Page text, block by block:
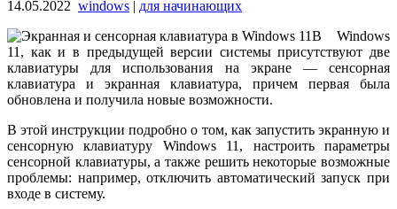
14.05.2022 windows | для начинающих
В Windows
11, как и в предыдущей версии системы присутствуют две
клавиатуры для использования на экране — сенсорная
клавиатура и экранная клавиатура, причем первая была
обновлена и получила новые возможности.
В этой инструкции подробно о том, как запустить экранную и
сенсорную клавиатуру Windows 11, настроить параметры
сенсорной клавиатуры, а также решить некоторые возможные
проблемы: например, отключить автоматический запуск при
входе в систему.